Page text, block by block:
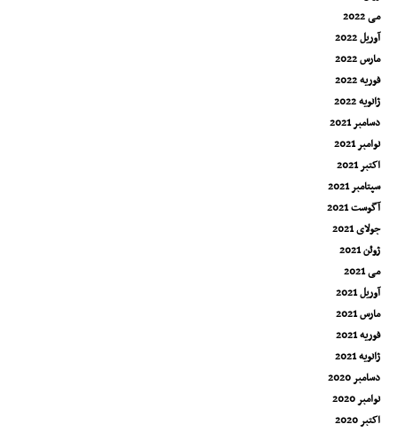
می 2022
آوریل 2022
مارس 2022
فوریه 2022
ژانویه 2022
دسامبر 2021
نوامبر 2021
اکتبر 2021
سپتامبر 2021
آگوست 2021
جولای 2021
ژوئن 2021
می 2021
آوریل 2021
مارس 2021
فوریه 2021
ژانویه 2021
دسامبر 2020
نوامبر 2020
اکتبر 2020